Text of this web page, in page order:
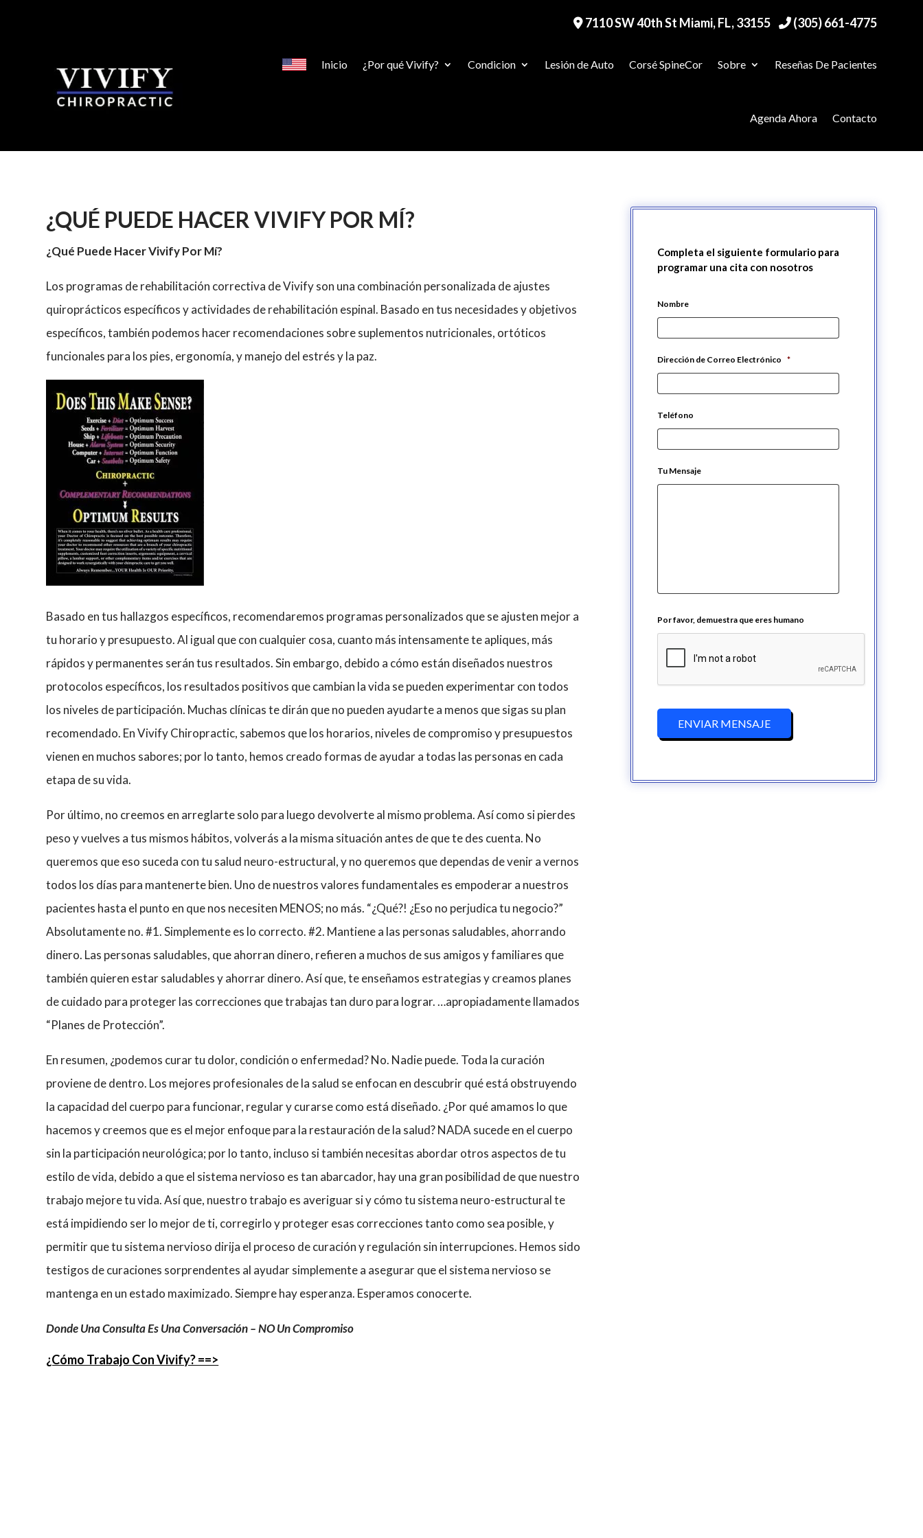
7110 SW 40th St Miami, FL, 33155 (305) 661-4775
Inicio ¿Por qué Vivify? Condicion Lesión de Auto Corsé SpineCor Sobre Reseñas De Pacientes
Agenda Ahora Contacto
¿QUÉ PUEDE HACER VIVIFY POR MÍ?
¿Qué Puede Hacer Vivify Por Mí?
Los programas de rehabilitación correctiva de Vivify son una combinación personalizada de ajustes
quiroprácticos específicos y actividades de rehabilitación espinal. Basado en tus necesidades y objetivos
específicos, también podemos hacer recomendaciones sobre suplementos nutricionales, ortóticos
funcionales para los pies, ergonomía, y manejo del estrés y la paz.
Basado en tus hallazgos específicos, recomendaremos programas personalizados que se ajusten mejor a
tu horario y presupuesto. Al igual que con cualquier cosa, cuanto más intensamente te apliques, más
rápidos y permanentes serán tus resultados. Sin embargo, debido a cómo están diseñados nuestros
protocolos específicos, los resultados positivos que cambian la vida se pueden experimentar con todos
los niveles de participación. Muchas clínicas te dirán que no pueden ayudarte a menos que sigas su plan
recomendado. En Vivify Chiropractic, sabemos que los horarios, niveles de compromiso y presupuestos
vienen en muchos sabores; por lo tanto, hemos creado formas de ayudar a todas las personas en cada
etapa de su vida.
Por último, no creemos en arreglarte solo para luego devolverte al mismo problema. Así como si pierdes
peso y vuelves a tus mismos hábitos, volverás a la misma situación antes de que te des cuenta. No
queremos que eso suceda con tu salud neuro-estructural, y no queremos que dependas de venir a vernos
todos los días para mantenerte bien. Uno de nuestros valores fundamentales es empoderar a nuestros
pacientes hasta el punto en que nos necesiten MENOS; no más. “¿Qué?! ¿Eso no perjudica tu negocio?”
Absolutamente no. #1. Simplemente es lo correcto. #2. Mantiene a las personas saludables, ahorrando
dinero. Las personas saludables, que ahorran dinero, refieren a muchos de sus amigos y familiares que
también quieren estar saludables y ahorrar dinero. Así que, te enseñamos estrategias y creamos planes
de cuidado para proteger las correcciones que trabajas tan duro para lograr. …apropiadamente llamados
“Planes de Protección”.
En resumen, ¿podemos curar tu dolor, condición o enfermedad? No. Nadie puede. Toda la curación
proviene de dentro. Los mejores profesionales de la salud se enfocan en descubrir qué está obstruyendo
la capacidad del cuerpo para funcionar, regular y curarse como está diseñado. ¿Por qué amamos lo que
hacemos y creemos que es el mejor enfoque para la restauración de la salud? NADA sucede en el cuerpo
sin la participación neurológica; por lo tanto, incluso si también necesitas abordar otros aspectos de tu
estilo de vida, debido a que el sistema nervioso es tan abarcador, hay una gran posibilidad de que nuestro
trabajo mejore tu vida. Así que, nuestro trabajo es averiguar si y cómo tu sistema neuro-estructural te
está impidiendo ser lo mejor de ti, corregirlo y proteger esas correcciones tanto como sea posible, y
permitir que tu sistema nervioso dirija el proceso de curación y regulación sin interrupciones. Hemos sido
testigos de curaciones sorprendentes al ayudar simplemente a asegurar que el sistema nervioso se
mantenga en un estado maximizado. Siempre hay esperanza. Esperamos conocerte.
Donde Una Consulta Es Una Conversación – NO Un Compromiso
¿Cómo Trabajo Con Vivify? ==>
Completa el siguiente formulario para
programar una cita con nosotros
Nombre
Dirección de Correo Electrónico *
Teléfono
Tu Mensaje
Por favor, demuestra que eres humano